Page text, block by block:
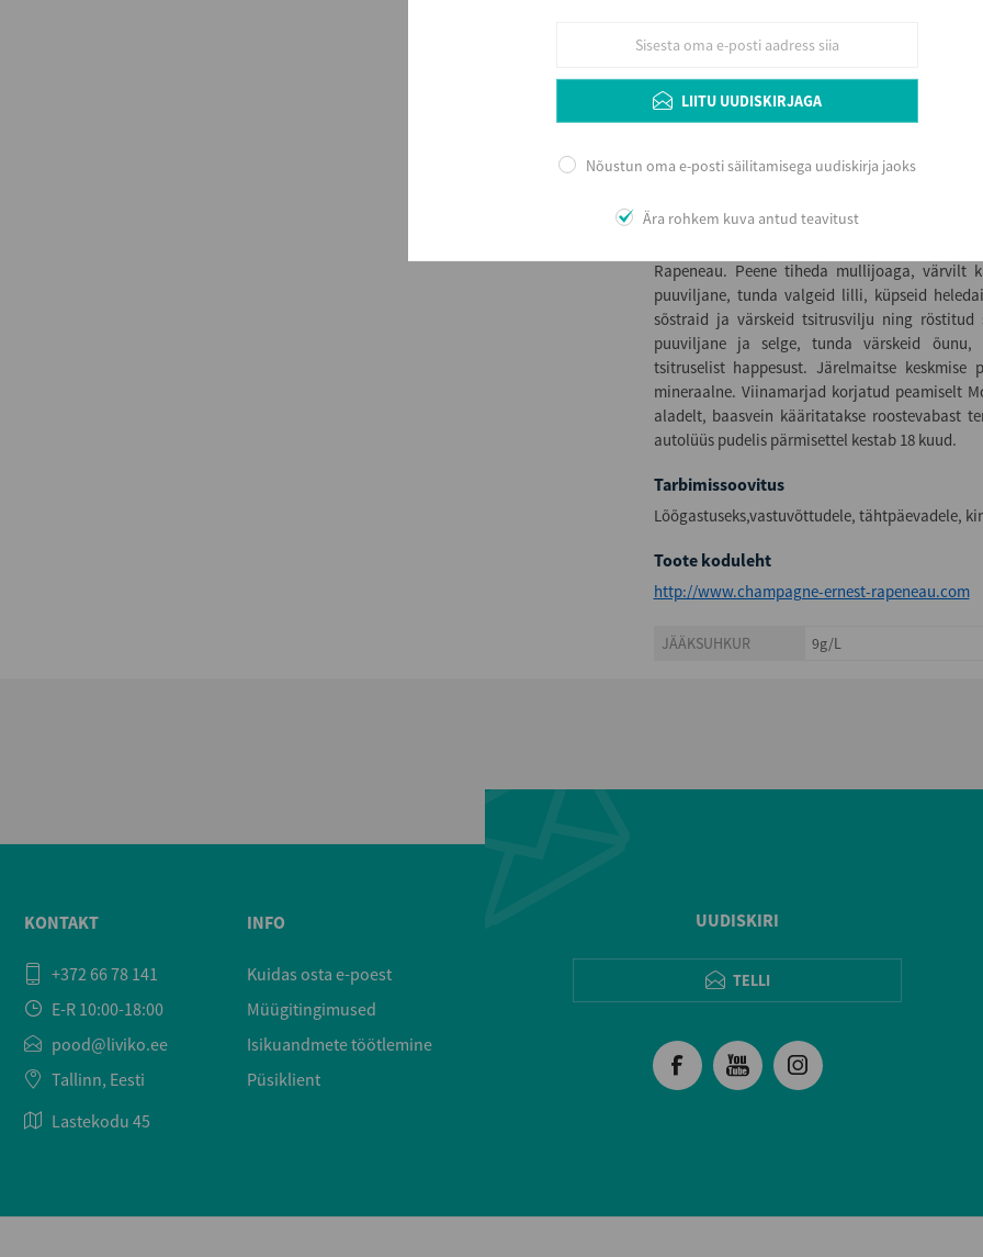
Lisainfo
Ernest Rapeneau poolt 1901. aastal
viiendaks kasvanud Rapeneau
šampanjabrände –, Ernest Rapeneau, G.H.
Pierrre, Mansard-Baillet, Château de Bligny,
Kooperatiivi suuromanik on Ernest
Rapeneau. Peene tiheda mullijoaga, värvilt
puuviljane, tunda valgeid lilli, küpseid
sõstraid ja värskeid tsitrusvilju ning
puuviljane ja selge, tunda värskeid õunu,
tsitruselist happesust. Järelmaitse
mineraalne. Viinamarjad korjatud peamiselt
aladelt, baasvein kääritatakse roostevabast
autolüüs pudelis pärmisettel kestab 18 kuud.
Tarbimissoovitus
Lõõgastuseks,vastuvõttudele, tähtpäevadele,
Toote koduleht
http://www.champagne-ernest-rapeneau.com
JÄÄKSUHKUR 9g/L
UUDISKIRI
TELLI
KONTAKT
+372 66 78 141
E-R 10:00-18:00
pood@liviko.ee
Tallinn, Eesti
Lastekodu 45
INFO
Kuidas osta e-poest
Müügitingimused
Isikuandmete töötlemine
Püsiklient
LIITU UUDISKIRJAGA
Nõustun oma e-posti säilitamisega uudiskirja jaoks
Ära rohkem kuva antud teavitust